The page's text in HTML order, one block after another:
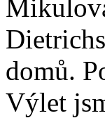
domů.
Výlet